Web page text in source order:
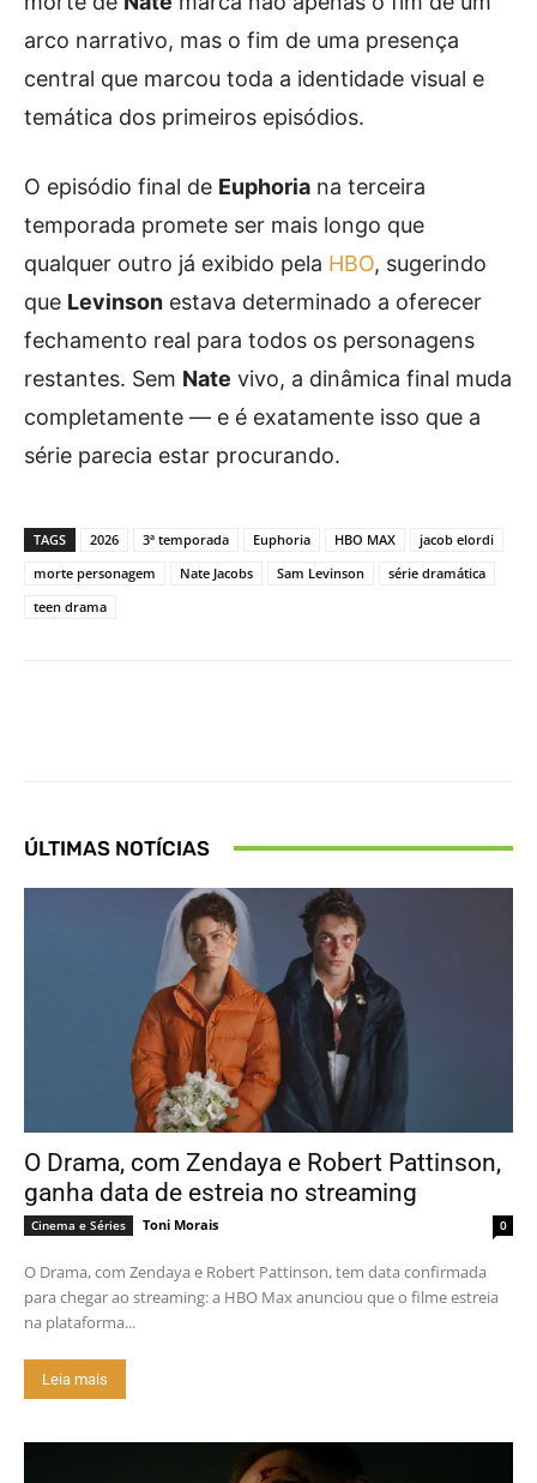
arco narrativo, mas o fim de uma presença
central que marcou toda a identidade visual e
temática dos primeiros episódios.
O episódio final de Euphoria na terceira
temporada promete ser mais longo que
qualquer outro já exibido pela HBO, sugerindo
que Levinson estava determinado a oferecer
fechamento real para todos os personagens
restantes. Sem Nate vivo, a dinâmica final muda
completamente — e é exatamente isso que a
série parecia estar procurando.
TAGS 2026 3ª temporada Euphoria HBO MAX
jacob elordi
morte personagem
Nate Jacobs Sam Levinson
série dramática
teen drama
ÚLTIMAS NOTÍCIAS
O Drama, com Zendaya e Robert Pattinson,
ganha data de estreia no streaming
Cinema e Séries Toni Morais 0
O Drama, com Zendaya e Robert Pattinson, tem data confirmada
para chegar ao streaming: a HBO Max anunciou que o filme estreia
na plataforma...
Leia mais